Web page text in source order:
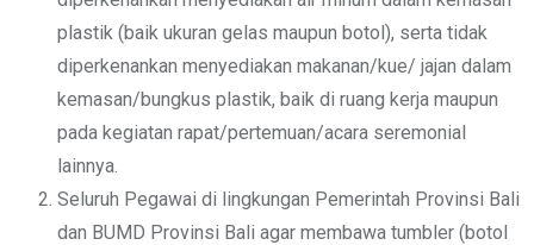
plastik (baik ukuran gelas maupun botol), serta tidak
diperkenankan menyediakan makanan/kue/ jajan dalam
kemasan/bungkus plastik, baik di ruang kerja maupun
pada kegiatan rapat/pertemuan/acara seremonial
lainnya.
Seluruh Pegawai di lingkungan Pemerintah Provinsi Bali
dan BUMD Provinsi Bali agar membawa tumbler (botol